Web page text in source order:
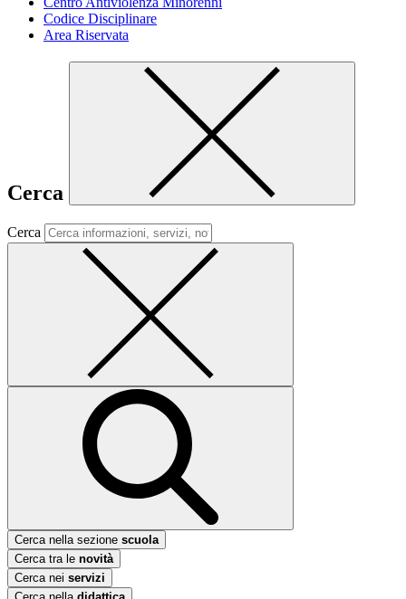
Codice Disciplinare
Area Riservata
Cerca
Cerca
Cerca nella sezione scuola
Cerca tra le novità
Cerca nei servizi